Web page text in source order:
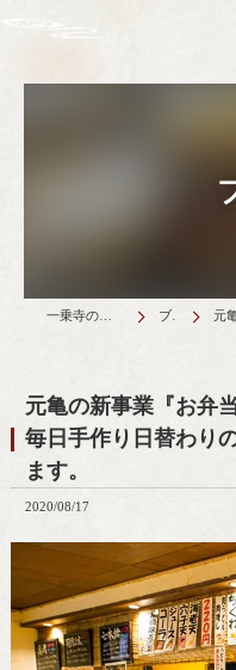
一乗寺のランチは天丼元亀 ブログ 元亀の
元亀の新事業『お弁
毎日手作り日替わり
ます。
2020/08/17